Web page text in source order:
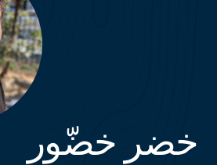
خضر خضّور